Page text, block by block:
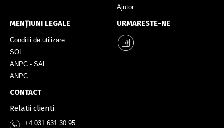
Ajutor
MENȚIUNI LEGALE
Conditii de utilizare
SOL
ANPC - SAL
ANPC
URMARESTE-NE
CONTACT
Relatii clienti
+4 031 631 30 95